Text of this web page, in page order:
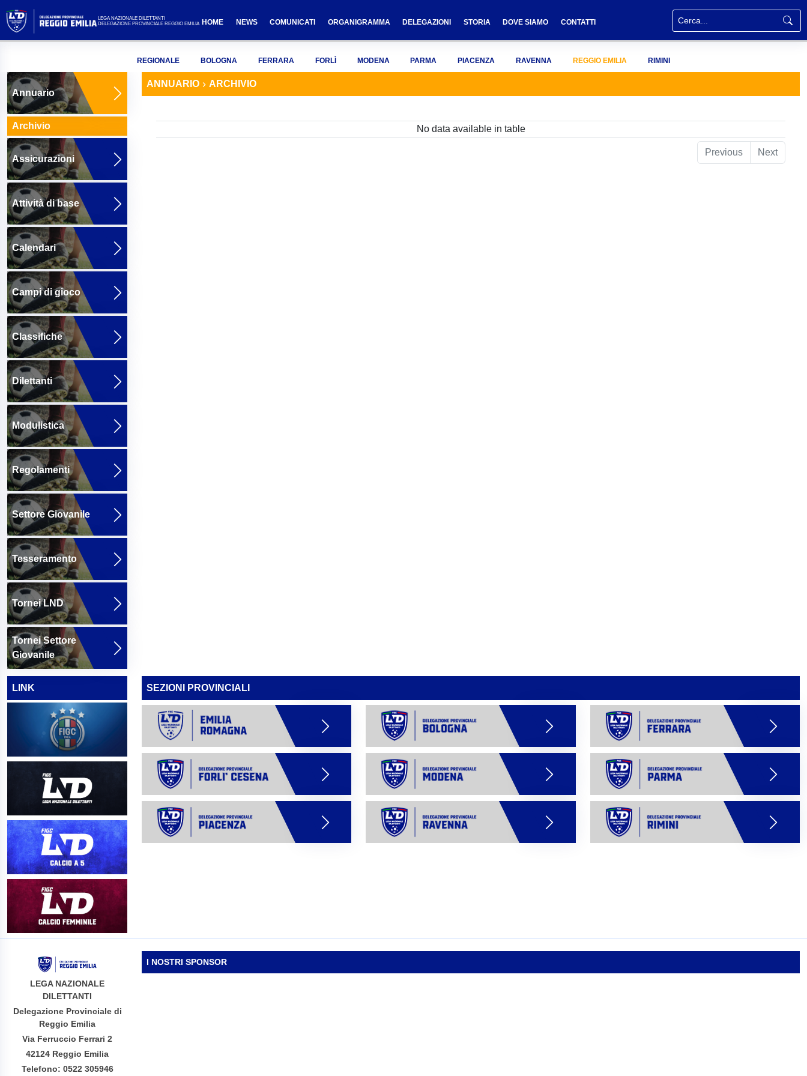
LEGA NAZIONALE DILETTANTI
DELEGAZIONE PROVINCIALE REGGIO EMILIA
HOME NEWS COMUNICATI ORGANIGRAMMA DELEGAZIONI STORIA DOVE SIAMO CONTATTI
REGIONALE BOLOGNA FERRARA FORLÌ MODENA PARMA PIACENZA RAVENNA REGGIO EMILIA RIMINI
Annuario
Archivio
Assicurazioni
Attività di base
Calendari
Campi di gioco
Classifiche
Dilettanti
Modulistica
Regolamenti
Settore Giovanile
Tesseramento
Tornei LND
Tornei Settore
Giovanile
ANNUARIO ARCHIVIO
No data available in table
Previous Next
LINK SEZIONI PROVINCIALI
LEGA NAZIONALE
DILETTANTI
Delegazione Provinciale di
Reggio Emilia
Via Ferruccio Ferrari 2
42124 Reggio Emilia
Telefono: 0522 305946
I NOSTRI SPONSOR